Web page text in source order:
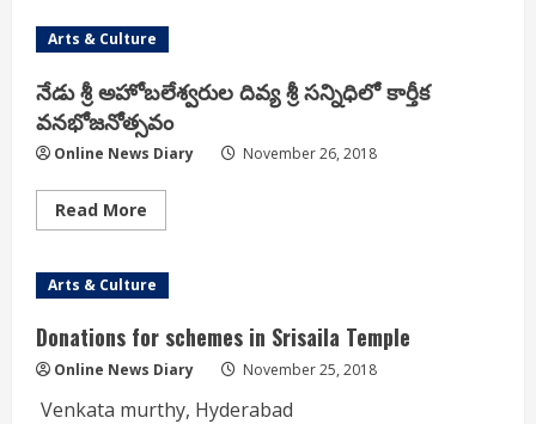
vana
bhojanam
prahladavarada
Arts & Culture
నేడు శ్రీ అహోబలేశ్వరుల దివ్య శ్రీ సన్నిధిలో కార్తీక
వనభోజనోత్సవం
Online News Diary November 26, 2018
Read More
more
శ్రీ
అహోబలేశ్వరుల
సన్నిధిలో
కార్తీక
వనభోజనోత్సవం
Arts & Culture
Donations for schemes in Srisaila Temple
Online News Diary November 25, 2018
Venkata murthy, Hyderabad